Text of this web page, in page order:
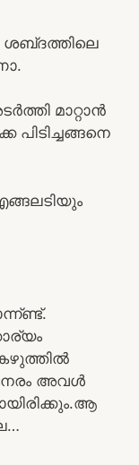
ശബ്‌ദത്തിലെ
മാറ്റാൻ
പിടിച്ചങ്ങനെ
അവൾ